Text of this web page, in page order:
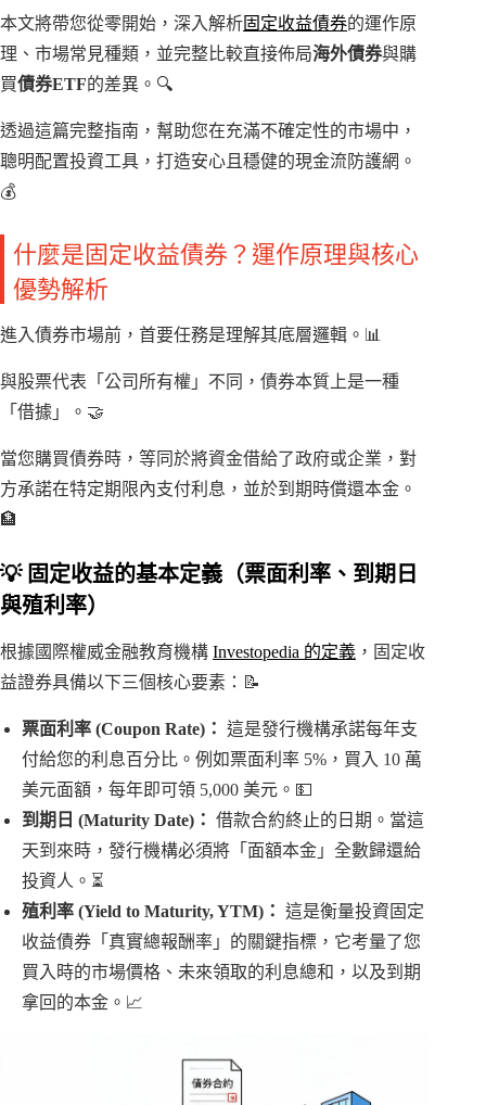
本文將帶您從零開始，深入解析固定收益債券的運作原
理、市場常見種類，並完整比較直接佈局海外債券與購
買債券ETF的差異。🔍
透過這篇完整指南，幫助您在充滿不確定性的市場中，
聰明配置投資工具，打造安心且穩健的現金流防護網。
💰
什麼是固定收益債券？運作原理與核心
優勢解析
進入債券市場前，首要任務是理解其底層邏輯。📊
與股票代表「公司所有權」不同，債券本質上是一種
「借據」。🤝
當您購買債券時，等同於將資金借給了政府或企業，對
方承諾在特定期限內支付利息，並於到期時償還本金。
🏦
💡 固定收益的基本定義（票面利率、到期日
與殖利率）
根據國際權威金融教育機構 Investopedia 的定義 ，固定收
益證券具備以下三個核心要素：📝
票面利率 (Coupon Rate)： 這是發行機構承諾每年支
付給您的利息百分比。例如票面利率 5%，買入 10 萬
美元面額，每年即可領 5,000 美元。💵
到期日 (Maturity Date)： 借款合約終止的日期。當這
天到來時，發行機構必須將「面額本金」全數歸還給
投資人。⏳
殖利率 (Yield to Maturity, YTM)： 這是衡量投資固定
收益債券「真實總報酬率」的關鍵指標，它考量了您
買入時的市場價格、未來領取的利息總和，以及到期
拿回的本金。📈